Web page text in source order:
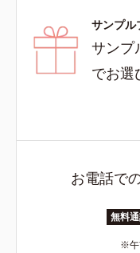
サンプル
サンプ
でお選
お電話で
無料